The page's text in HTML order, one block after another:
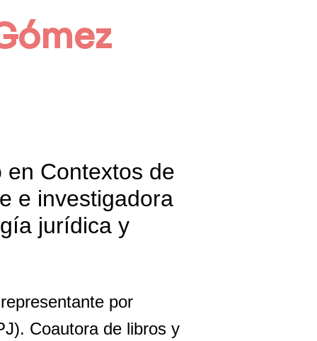
Contextos de
e investigadora
jurídica y
por
Coautora de libros y